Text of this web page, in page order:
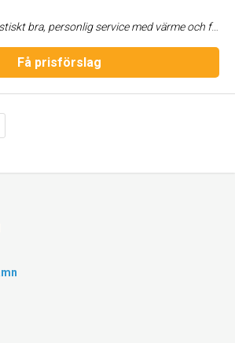
personlig service med värme och förståelse. Effektiva och trevliga, snabba och ärliga.
Få prisförslag